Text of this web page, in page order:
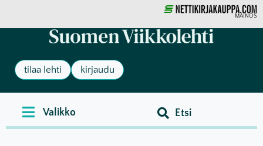
MAINOS
tilaa lehti kirjaudu